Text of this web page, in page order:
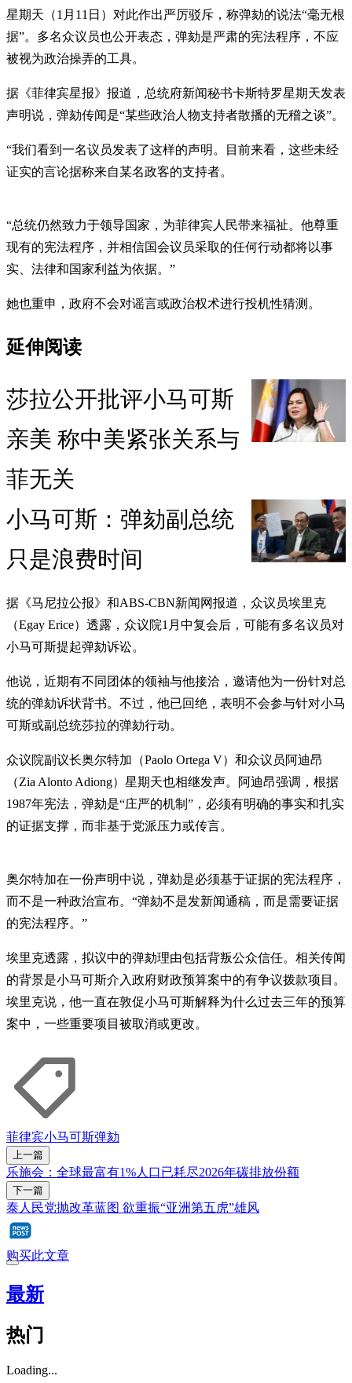
星期天（1月11日）对此作出严厉驳斥，称弹劾的说法“毫无根
据”。多名众议员也公开表态，弹劾是严肃的宪法程序，不应
被视为政治操弄的工具。
据《菲律宾星报》报道，总统府新闻秘书卡斯特罗星期天发表
声明说，弹劾传闻是“某些政治人物支持者散播的无稽之谈”。
“我们看到一名议员发表了这样的声明。目前来看，这些未经
证实的言论据称来自某名政客的支持者。
“总统仍然致力于领导国家，为菲律宾人民带来福祉。他尊重
现有的宪法程序，并相信国会议员采取的任何行动都将以事
实、法律和国家利益为依据。”
她也重申，政府不会对谣言或政治权术进行投机性猜测。
延伸阅读
莎拉公开批评小马可斯
亲美 称中美紧张关系与
菲无关
小马可斯：弹劾副总统
只是浪费时间
据《马尼拉公报》和ABS-CBN新闻网报道，众议员埃里克
（Egay Erice）透露，众议院1月中复会后，可能有多名议员对
小马可斯提起弹劾诉讼。
他说，近期有不同团体的领袖与他接洽，邀请他为一份针对总
统的弹劾诉状背书。不过，他已回绝，表明不会参与针对小马
可斯或副总统莎拉的弹劾行动。
众议院副议长奥尔特加（Paolo Ortega V）和众议员阿迪昂
（Zia Alonto Adiong）星期天也相继发声。阿迪昂强调，根据
1987年宪法，弹劾是“庄严的机制”，必须有明确的事实和扎实
的证据支撑，而非基于党派压力或传言。
奥尔特加在一份声明中说，弹劾是必须基于证据的宪法程序，
而不是一种政治宣布。“弹劾不是发新闻通稿，而是需要证据
的宪法程序。”
埃里克透露，拟议中的弹劾理由包括背叛公众信任。相关传闻
的背景是小马可斯介入政府财政预算案中的有争议拨款项目。
埃里克说，他一直在敦促小马可斯解释为什么过去三年的预算
案中，一些重要项目被取消或更改。
菲律宾小马可斯弹劾
上一篇
乐施会：全球最富有1%人口已耗尽2026年碳排放份额
下一篇
泰人民党抛改革蓝图 欲重振“亚洲第五虎”雄风
购买此文章
最新
热门
Loading...